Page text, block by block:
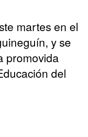
martes en el
y se
promovida
del